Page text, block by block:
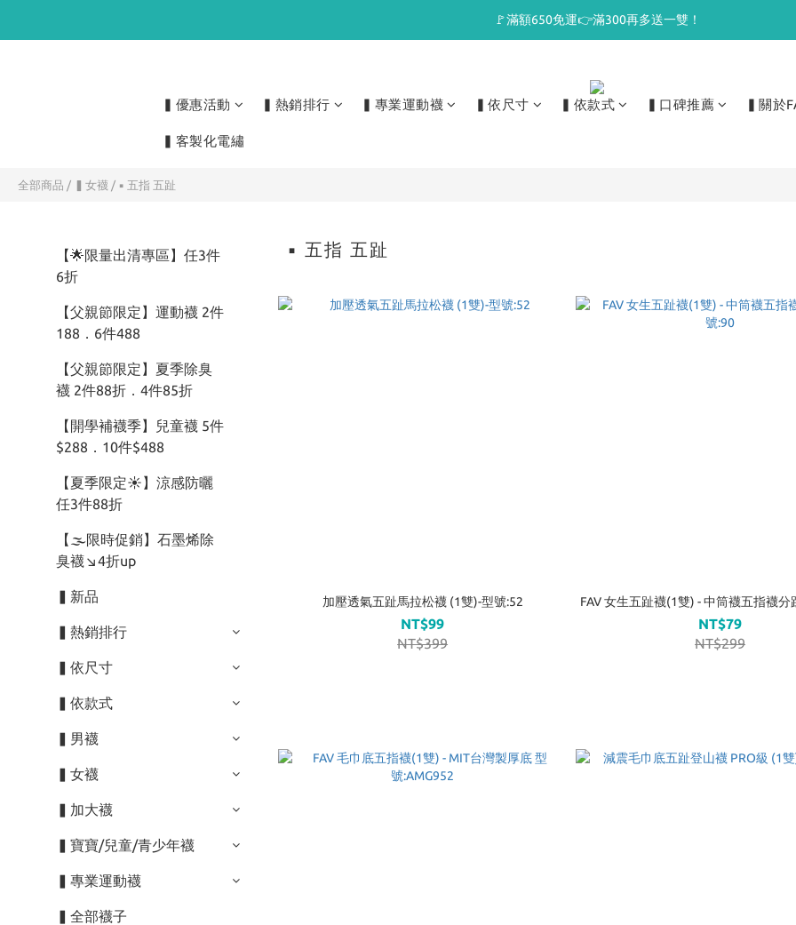
🚩滿額650免運👉滿300再多送一雙！
▍優惠活動 ▍熱銷排行 ▍專業運動襪 ▍依尺寸 ▍依款式 ▍口碑推薦 ▍關於
▍客製化電繡
全部商品 / ▍女襪 / ▪ 五指 五趾
【🌟限量出清專區】任3件
6折
【父親節限定】運動襪 2件
188．6件488
【父親節限定】夏季除臭
襪 2件88折．4件85折
【開學補襪季】兒童襪 5件
$288．10件$488
【夏季限定☀】涼感防曬
任3件88折
【🌫️限時促銷】石墨烯除
臭襪↘︎4折up
▍新品
▍熱銷排行
▍依尺寸
▍依款式
▍男襪
▍女襪
▍加大襪
▍寶寶/兒童/青少年襪
▍專業運動襪
▍全部襪子
▪ 五指 五趾
加壓透氣五趾馬拉松襪 (1雙)-型號:52
NT$99
NT$399
FAV 女生五趾襪(1雙) - 中筒襪五指襪分
NT$79
NT$299